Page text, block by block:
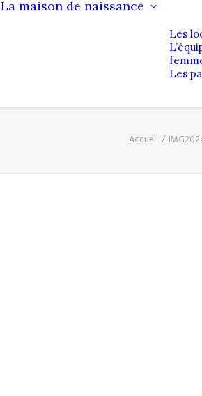
La maison de naissance
Les
Les
Accueil